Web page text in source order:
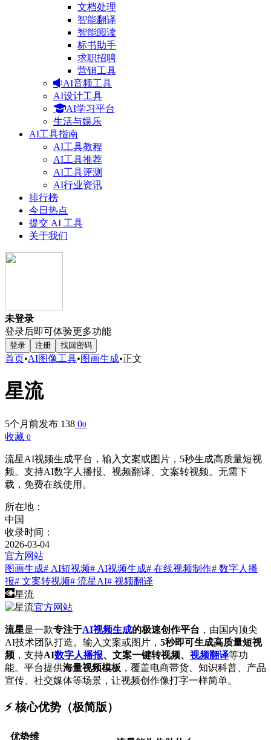
文档处理
智能翻译
智能阅读
标书助手
求职招聘
营销工具
AI音频工具
AI设计工具
AI学习平台
生活与娱乐
AI工具指南
AI工具教程
AI工具推荐
AI工具评测
AI行业资讯
排行榜
今日热点
提交 AI 工具
关于我们
未登录
登录后即可体验更多功能
登录 注册 找回密码
首页•AI图像工具•图画生成•正文
星流
5个月前发布 138 00
收藏 0
流星AI视频生成平台，输入文案或图片，5秒生成高质量短视
频。支持AI数字人播报、视频翻译、文案转视频。无需下
载，免费在线使用。
所在地：
中国
收录时间：
2026-03-04
官方网站
图画生成# AI短视频# AI视频生成# 在线视频制作# 数字人播
报# 文案转视频# 流星AI# 视频翻译
星流
官方网站
流星是一款专注于AI视频生成的极速创作平台 ，由国内顶尖
AI技术团队打造。输入文案或图片， 5秒即可生成高质量短视
频 ，支持AI数字人播报、文案一键转视频、 视频翻译等功
能。平台提供海量视频模板 ，覆盖电商带货、知识科普、产品
宣传、社交媒体等场景，让视频创作像打字一样简单。
⚡️ 核心优势（极简版）
优势维